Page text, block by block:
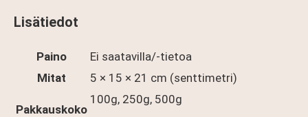
Lisätiedot
Paino
Ei saatavilla/-tietoa
Mitat
5 × 15 × 21 cm (senttimetri)
Pakkauskoko
100g, 250g, 500g